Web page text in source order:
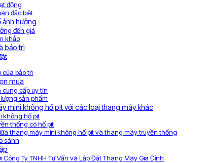
động
đặc biệt
ảnh hưởng
đến giá
khảo
bảo trì
của bảo trì
mua
cung cấp uy tín
sản phẩm
mini không hố pit với các loại thang máy khác
không hố pit
thống có hố pit
thang máy mini không hố pit và thang máy truyền thống
sánh
Công Ty TNHH Tư Vấn và Lắp Đặt Thang Máy Gia Định